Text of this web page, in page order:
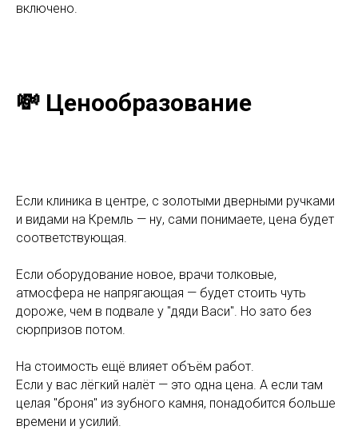
включено.
💸 Ценообразование
Если клиника в центре, с золотыми дверными ручками
и видами на Кремль — ну, сами понимаете, цена будет
соответствующая.
Если оборудование новое, врачи толковые,
атмосфера не напрягающая — будет стоить чуть
дороже, чем в подвале у "дяди Васи". Но зато без
сюрпризов потом.
На стоимость ещё влияет объём работ.
Если у вас лёгкий налёт — это одна цена. А если там
целая "броня" из зубного камня, понадобится больше
времени и усилий.